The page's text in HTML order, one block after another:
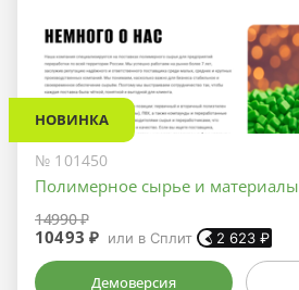
НОВИНКА
№ 101450
Полимерное сырье и материалы
14990 ₽
10493 ₽ или в Сплит 2 623 ₽
Демоверсия